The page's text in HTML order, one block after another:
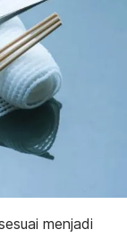
menjadi